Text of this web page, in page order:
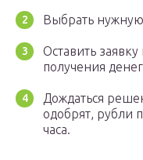
Выбрать
Оставить
получения
Дождаться
одобрят, рубли
часа.